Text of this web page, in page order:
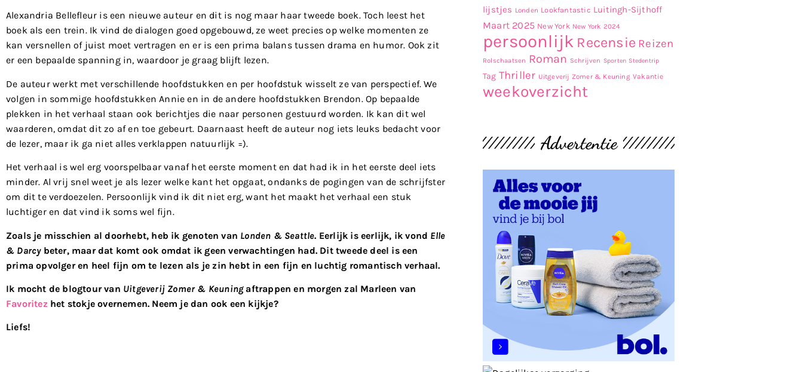
Alexandria Bellefleur is een nieuwe auteur en dit is nog maar haar tweede boek. Toch leest het
boek als een trein. Ik vind de dialogen goed opgebouwd, ze weet precies op welke momenten ze
kan versnellen of juist moet vertragen en er is een prima balans tussen drama en humor. Ook zit
er een bepaalde spanning in, waardoor je graag blijft lezen.
De auteur werkt met verschillende hoofdstukken en per hoofdstuk wisselt ze van perspectief. We
volgen in sommige hoofdstukken Annie en in de andere hoofdstukken Brendon. Op bepaalde
plekken in het verhaal staan ook berichtjes die naar personen gestuurd worden. Ik kan dit wel
waarderen, omdat dit zo af en toe gebeurt. Daarnaast heeft de auteur nog iets leuks bedacht voor
de lezer, maar ik ga niet alles verklappen natuurlijk =).
Het verhaal is wel erg voorspelbaar vanaf het eerste moment en dat had ik in het eerste deel iets
minder. Al vrij snel weet je als lezer welke kant het opgaat, ondanks de pogingen van de schrijfster
om dit te verdoezelen. Persoonlijk vind ik dit niet erg, want het maakt het verhaal een stuk
luchtiger en dat vind ik soms wel fijn.
Zoals je misschien al doorhebt, heb ik genoten van Londen & Seattle. Eerlijk is eerlijk, ik vond Elle
& Darcybeter, maar dat komt ook omdat ik geen verwachtingen had. Dit tweede deel is een
prima opvolger en heel fijn om te lezen als je zin hebt in een fijn en luchtig romantisch verhaal.
Ik mocht de blogtour van Uitgeverij Zomer & Keuningaftrappen en morgen zal Marleen van
Favoritez het stokje overnemen. Neem je dan ook een kijkje?
Liefs!
lijstjes Londen Lookfantastic Luitingh-Sijthoff
Maart 2025 New York New York 2024
persoonlijk Recensie Reizen
Rolschaatsen Roman Schrijven Sporten Stedentrip
Tag Thriller Uitgeverij Zomer & Keuning Vakantie
weekoverzicht
Advertentie